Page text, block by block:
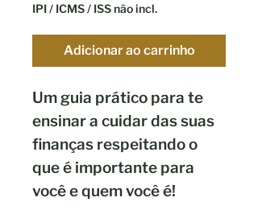
IPI / ICMS / ISS não incl.
Adicionar ao carrinho
Um guia prático para te
ensinar a cuidar das suas
finanças respeitando o
que é importante para
você e quem você é!